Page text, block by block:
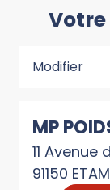
Votre
Modifier
MP
11 Avenue
91150